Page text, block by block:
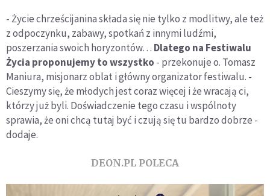
- Życie chrześcijanina składa się nie tylko z modlitwy, ale też
z odpoczynku, zabawy, spotkań z innymi ludźmi,
poszerzania swoich horyzontów… Dlatego na Festiwalu
Życia proponujemy to wszystko - przekonuje o. Tomasz
Maniura, misjonarz oblat i główny organizator festiwalu. -
Cieszymy się, że młodych jest coraz więcej i że wracają ci,
którzy już byli. Doświadczenie tego czasu i wspólnoty
sprawia, że oni chcą tutaj być i czują się tu bardzo dobrze -
dodaje.
DEON.PL POLECA